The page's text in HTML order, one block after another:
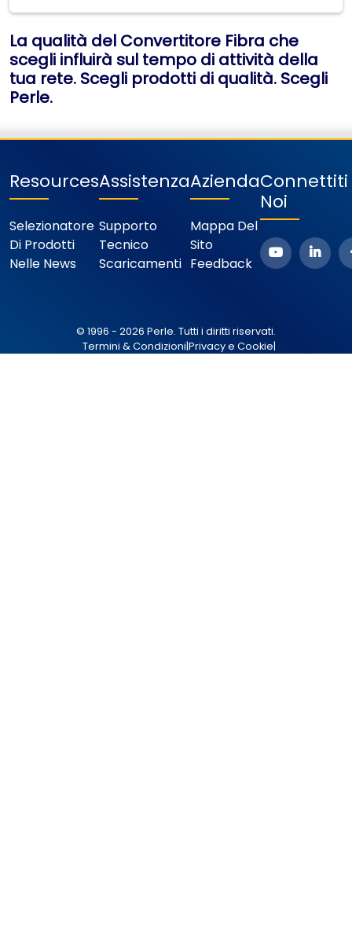
La qualità del Convertitore Fibra che
scegli influirà sul tempo di attività della
tua rete. Scegli prodotti di qualità. Scegli
Perle.
Resources
Selezionatore
Di Prodotti
Nelle News
Assistenza
Supporto
Tecnico
Scaricamenti
Azienda
Mappa Del
Sito
Feedback
Connettiti
Noi
© 1996 - 2026 Perle. Tutti i diritti riservati.
Termini & Condizioni|Privacy e Cookie|